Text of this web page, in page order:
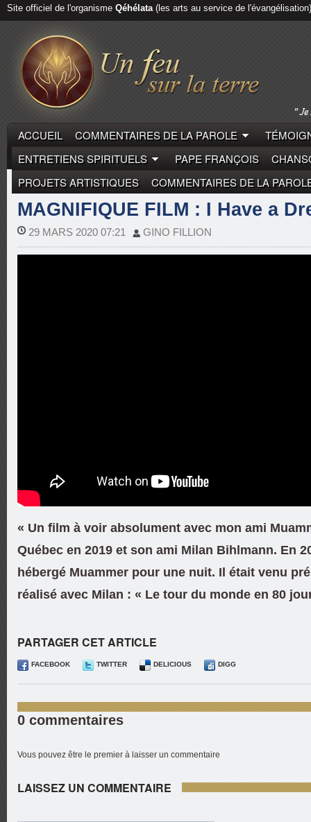
Site officiel de l'organisme Qéhélata(les arts au service de l'évangélisation)
ACCUEIL COMMENTAIRES DE LA PAROLE
ENTRETIENS SPIRITUELS
PAPE FRANÇOIS
PROJETS ARTISTIQUES
COMMENTAIRES DE LA
REPORTAGES
MAGNIFIQUE FILM : I Have a
29 MARS 2020 07:21 GINO FILLION
« Un film à voir absolument avec mon ami
Québec en 2019 et son ami Milan Bihlmann. En
hébergé Muammer pour une nuit. Il était venu
réalisé avec Milan : « Le tour du monde en 80
PARTAGER CET ARTICLE
FACEBOOK TWITTER DELICIOUS DIGG
0 commentaires
Vous pouvez être le premier à laisser un commentaire
LAISSEZ UN COMMENTAIRE